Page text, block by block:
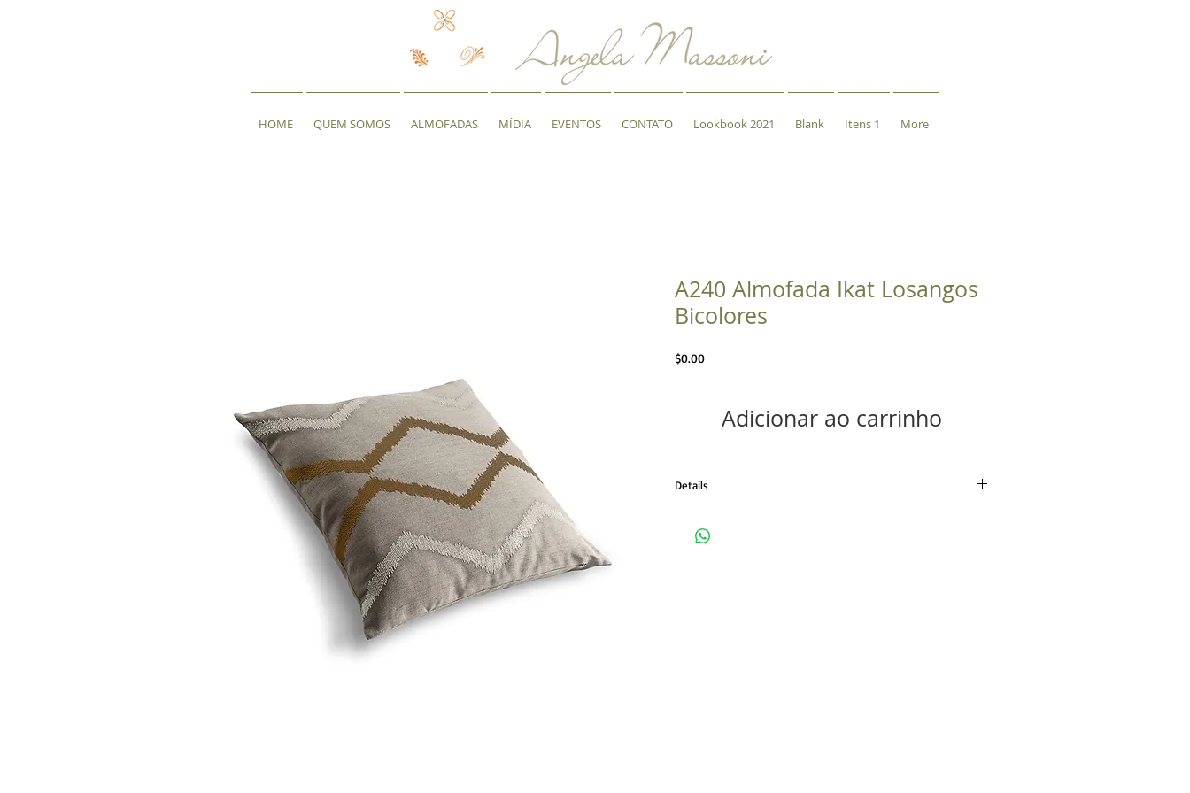
HOME QUEM SOMOS ALMOFADAS MÍDIA EVENTOS CONTATO Lookbook 2021 Blank Itens 1 More
A240 Almofada Ikat Losangos
Bicolores
$0.00Preço
Adicionar ao carrinho
Details
Tamanho 50x50cm